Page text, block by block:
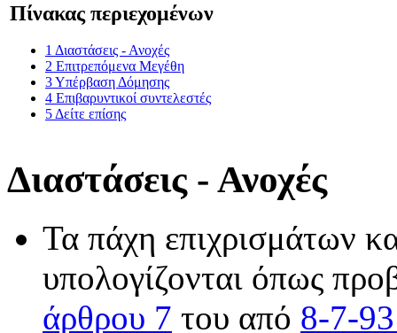
Πίνακας περιεχομένων
1 Διαστάσεις - Ανοχές
2 Επιτρεπόμενα Μεγέθη
3Υπέρβαση Δόμησης
4 Επιβαρυντικοί συντελεστές
5Δείτε επίσης
Διαστάσεις - Ανοχές
Τα πάχη επιχρισμάτων
υπολογίζονται όπως
άρθρου 7 του από 8-7-